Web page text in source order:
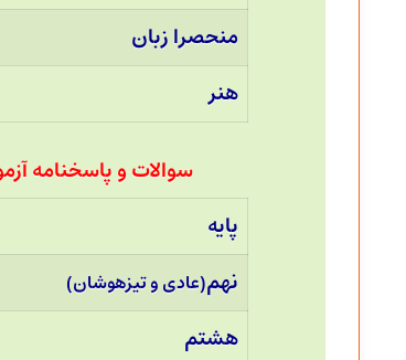
منحصرا زبان
هنر
سوالات و پاسخنامه
پایه
نهم(عادی و تیزهوشان)
هشتم